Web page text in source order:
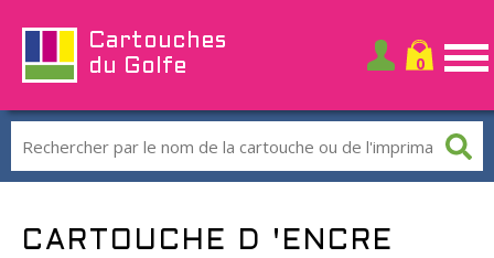
Cartouches
du Golfe
CARTOUCHE D 'ENCRE